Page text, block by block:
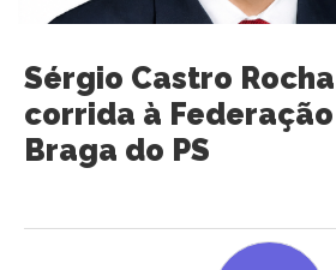
Sérgio Castro
corrida à
Braga do PS